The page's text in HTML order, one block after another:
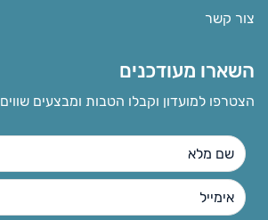
צור קשר
השארו מעודכנים
הצטרפו למועדון וקבלו הטבות ומבצעים שווים